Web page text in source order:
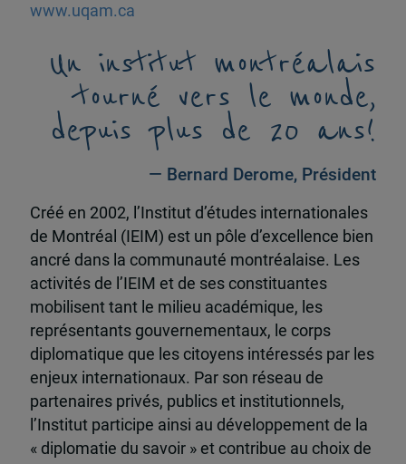
www.uqam.ca
Un institut montréalais
tourné vers le monde,
depuis plus de 20 ans!
— Bernard Derome, Président
Créé en 2002, l’Institut d’études internationales
de Montréal (IEIM) est un pôle d’excellence bien
ancré dans la communauté montréalaise. Les
activités de l’IEIM et de ses constituantes
mobilisent tant le milieu académique, les
représentants gouvernementaux, le corps
diplomatique que les citoyens intéressés par les
enjeux internationaux. Par son réseau de
partenaires privés, publics et institutionnels,
l’Institut participe ainsi au développement de la
« diplomatie du savoir » et contribue au choix de